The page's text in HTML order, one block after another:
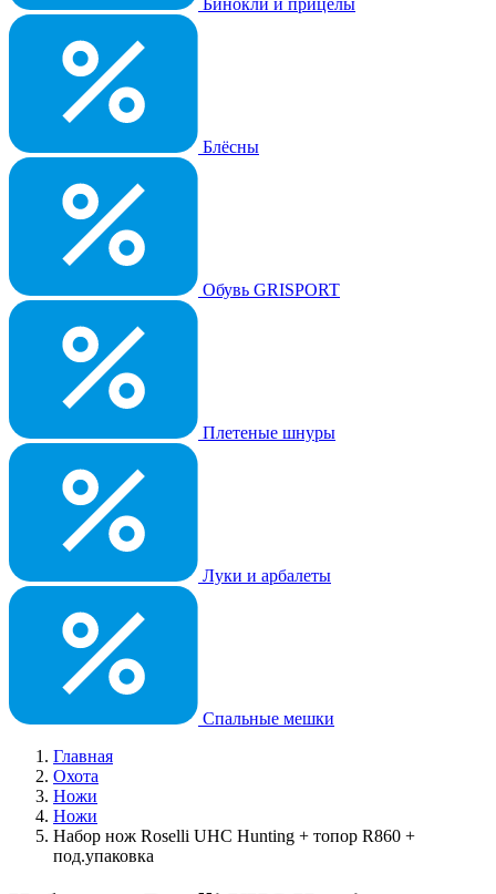
Бинокли и прицелы
Блёсны
Обувь GRISPORT
Плетеные шнуры
Луки и арбалеты
Спальные мешки
Главная
Охота
Ножи
Ножи
Набор нож Roselli UHC Hunting + топор R860 +
под.упаковка